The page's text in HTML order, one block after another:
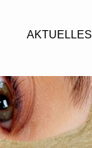
AKTUELLES